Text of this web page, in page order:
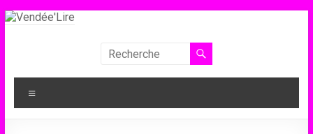
Aller
Vendée'Lire
Le
prix